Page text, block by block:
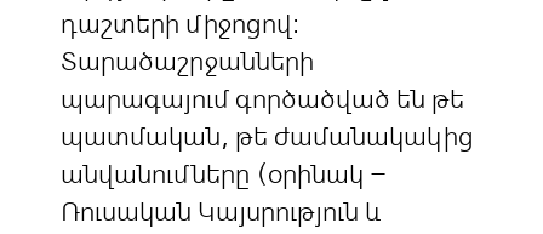
դաշտերի միջոցով:
Տարածաշրջանների
պարագայում գործածված են թե
պատմական, թե ժամանակակից
անվանումները (օրինակ –
Ռուսական Կայսրություն և